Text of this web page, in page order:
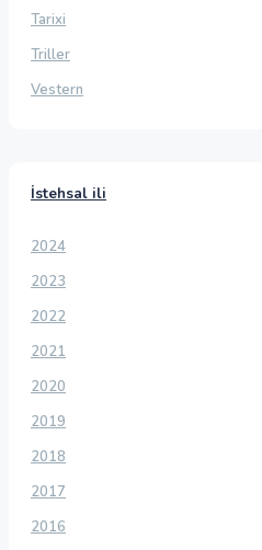
Tarixi
Triller
Vestern
İstehsal ili
2024
2023
2022
2021
2020
2019
2018
2017
2016